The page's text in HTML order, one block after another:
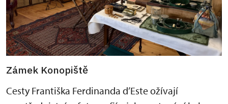
Zámek Konopiště
Cesty Františka Ferdinanda d’Este ožívají